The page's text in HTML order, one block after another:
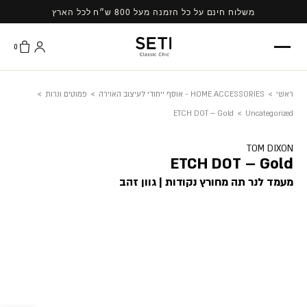
content
משלוח חינם על כל הזמנה מעל 800 ש״ח לכל הארץ
0
ראשי > HOME ACCESSORIES - אוסף ייחודי לעיצוב האוירה > פמוטים ונרות >
Uncategorized
>
ETCH DOT – Gold
TOM DIXON
ETCH DOT – Gold
מעמד לנר תה מחורץ נקודות | גוון זהב